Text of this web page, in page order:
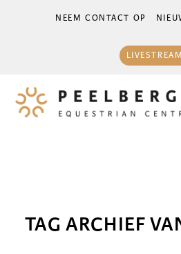
NEEM CONTACT OP
LIVESTREAM
TAG ARCHIEF